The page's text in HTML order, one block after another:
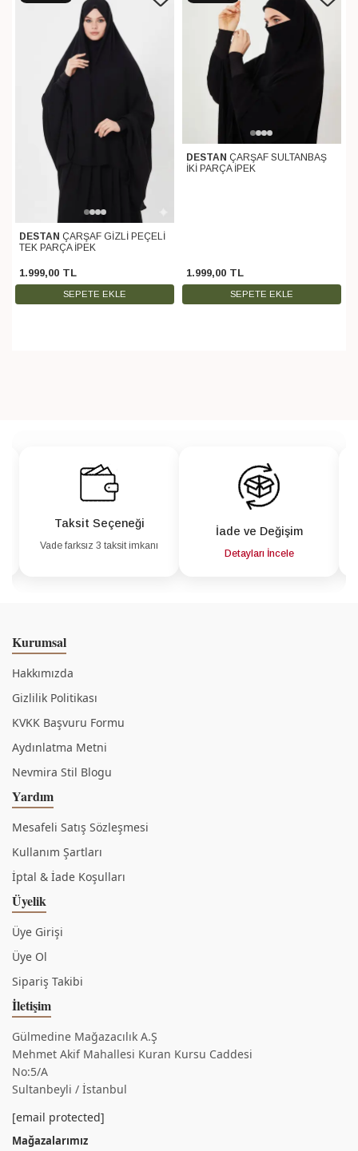
DESTAN ÇARŞAF GİZLİ PEÇELİ
TEK PARÇA İPEK
1.999,00 TL
SEPETE EKLE
DESTAN ÇARŞAF SULTANBAŞ
İKİ PARÇA İPEK
1.999,00 TL
SEPETE EKLE
Taksit Seçeneği
Vade farksız 3 taksit imkanı
İade ve Değişim
Detayları İncele
Kurumsal
Hakkımızda
Gizlilik Politikası
KVKK Başvuru Formu
Aydınlatma Metni
Nevmira Stil Blogu
Yardım
Mesafeli Satış Sözleşmesi
Kullanım Şartları
İptal & İade Koşulları
Üyelik
Üye Girişi
Üye Ol
Sipariş Takibi
İletişim
Gülmedine Mağazacılık A.Ş
Mehmet Akif Mahallesi Kuran Kursu Caddesi
No:5/A
Sultanbeyli / İstanbul
[email protected]
Mağazalarımız